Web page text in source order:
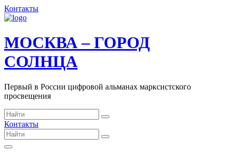
Контакты
МОСКВА – ГОРОД
СОЛНЦА
Первый в России цифровой альманах марксистского
просвещения
Контакты